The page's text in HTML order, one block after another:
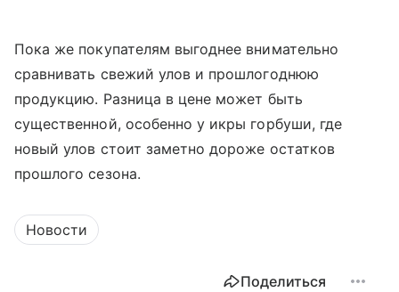
Пока же покупателям выгоднее внимательно
сравнивать свежий улов и прошлогоднюю
продукцию. Разница в цене может быть
существенной, особенно у икры горбуши, где
новый улов стоит заметно дороже остатков
прошлого сезона.
Новости
Поделиться